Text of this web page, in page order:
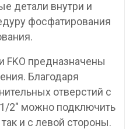
детали внутри и
фосфатирования
FKO предназначены
Благодаря
отверстий с
2″ можно подключить
и с левой стороны.